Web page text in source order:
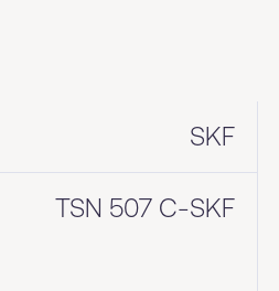
SKF
TSN 507 C-SKF